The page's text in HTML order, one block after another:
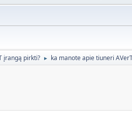
įrangą pirkti? ► ka manote apie tiuneri